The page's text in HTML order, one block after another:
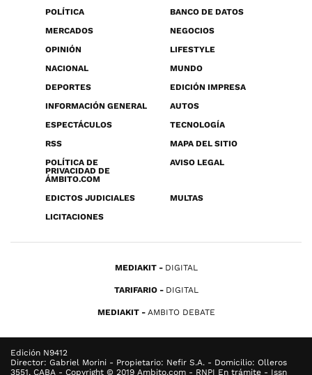
POLÍTICA
BANCO DE DATOS
MERCADOS
NEGOCIOS
OPINIÓN
LIFESTYLE
NACIONAL
MUNDO
DEPORTES
EDICIÓN IMPRESA
INFORMACIÓN GENERAL
AUTOS
ESPECTÁCULOS
TECNOLOGÍA
RSS
MAPA DEL SITIO
POLÍTICA DE
PRIVACIDAD DE
ÁMBITO.COM
AVISO LEGAL
EDICTOS JUDICIALES
MULTAS
LICITACIONES
MEDIAKIT DIGITAL
TARIFARIO DIGITAL
MEDIAKIT AMBITO DEBATE
Edición N9412
Director: Gabriel Morini - Propietario: Nefir S.A. - Domicilio: Olleros
3551, CABA - Copyright © 2019 Ambito.com - RNPI En trámite - Issn